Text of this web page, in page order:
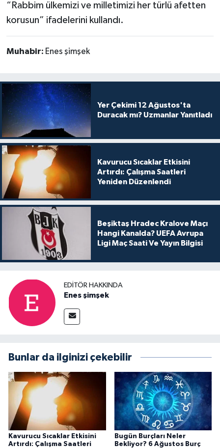
“Rabbim ülkemizi ve milletimizi her türlü afetten
korusun” ifadelerini kullandı.
Muhabir: Enes şimşek
Yer Çekimi 12 Ağustos'ta
Duracak mı? Uzmanlar Yanıtladı
Kavurucu Sıcaklar Etkisini
Artırdı: Çalışma Saatleri
Yeniden Düzenlendi
Beşiktaş Hradec Kralove Maçı
Hangi Kanalda? UEFA Avrupa
Ligi Maç Saati Ve Yayın Bilgisi
EDITÖR HAKKINDA
Enes şimşek
Bunlar da ilginizi çekebilir
Kavurucu Sıcaklar Etkisini
Artırdı: Çalışma Saatleri
Bugün Burçları Neler
Bekliyor? 6 Ağustos Burç